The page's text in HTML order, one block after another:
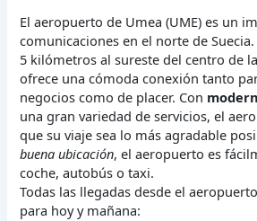
El aeropuerto de Umea (UME) es un
comunicaciones en el norte de
5 kilómetros al sureste del centro de
ofrece una cómoda conexión tanto
negocios como de placer. Con
una gran variedad de servicios, el
que su viaje sea lo más agradable
buena ubicación, el aeropuerto es
coche, autobús o taxi.
Todas las llegadas desde el
para hoy y mañana: